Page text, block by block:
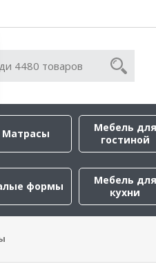
Матрасы
Мебель для
гостиной
формы
Мебель для
кухни